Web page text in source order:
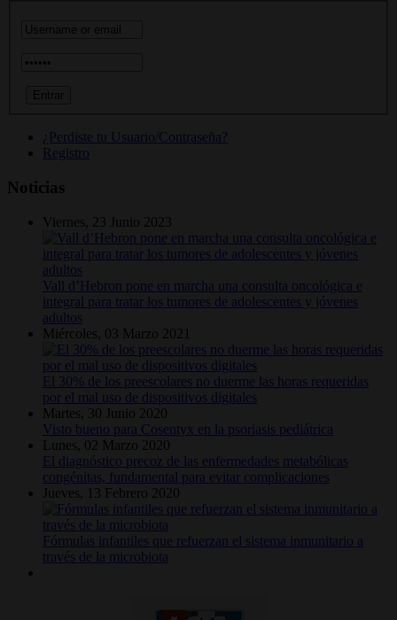
¿Perdiste tu Usuario/Contraseña?
Registro
Noticias
Viernes, 23 Junio 2023
Vall d’Hebron pone en marcha una consulta oncológica e
integral para tratar los tumores de adolescentes y jóvenes
adultos
Miércoles, 03 Marzo 2021
El 30% de los preescolares no duerme las horas requeridas
por el mal uso de dispositivos digitales
Martes, 30 Junio 2020
Visto bueno para Cosentyx en la psoriasis pediátrica
Lunes, 02 Marzo 2020
El diagnóstico precoz de las enfermedades metabólicas
congénitas, fundamental para evitar complicaciones
Jueves, 13 Febrero 2020
Fórmulas infantiles que refuerzan el sistema inmunitario a
través de la microbiota